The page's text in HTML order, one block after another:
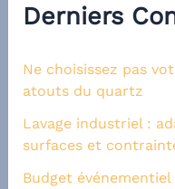
Derniers
Ne choisissez pas
atouts du quartz
Lavage industriel :
surfaces et
Budget